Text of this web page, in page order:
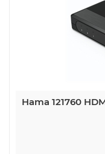
Hama 121760